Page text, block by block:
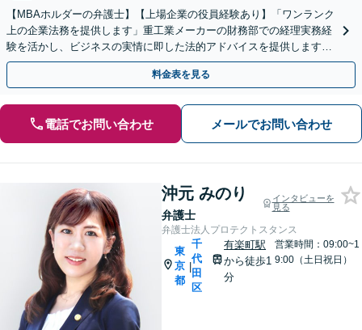
【MBAホルダーの弁護士】【上場企業の役員経験あり】「ワンランク
上の企業法務を提供します」重工業メーカーの財務部での経理実務経
験を活かし、ビジネスの実情に即した法的アドバイスを提供します。
「内部通報窓口の設置・内部通報制度整備に対応」
料金表を見る
電話でお問い合わせ メールでお問い合わせ
沖元 みのり
弁護士
インタビューを
見る
弁護士法人プロテクトスタンス
東
京
都
|
千
代
田
区
有楽町駅
から徒歩1
分
営業時間：09:00~1
9:00（土日祝日）